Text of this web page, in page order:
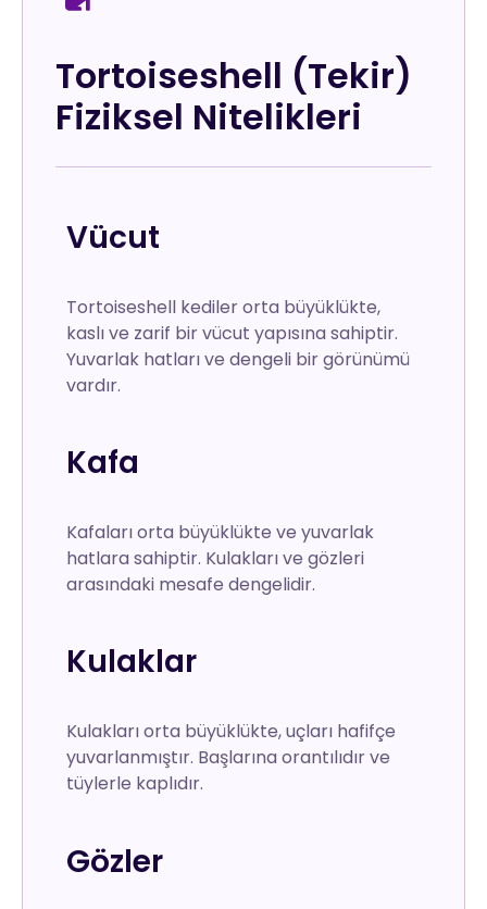
Tortoiseshell (Tekir)
Fiziksel Nitelikleri
Vücut
Tortoiseshell kediler orta büyüklükte,
kaslı ve zarif bir vücut yapısına sahiptir.
Yuvarlak hatları ve dengeli bir görünümü
vardır.
Kafa
Kafaları orta büyüklükte ve yuvarlak
hatlara sahiptir. Kulakları ve gözleri
arasındaki mesafe dengelidir.
Kulaklar
Kulakları orta büyüklükte, uçları hafifçe
yuvarlanmıştır. Başlarına orantılıdır ve
tüylerle kaplıdır.
Gözler